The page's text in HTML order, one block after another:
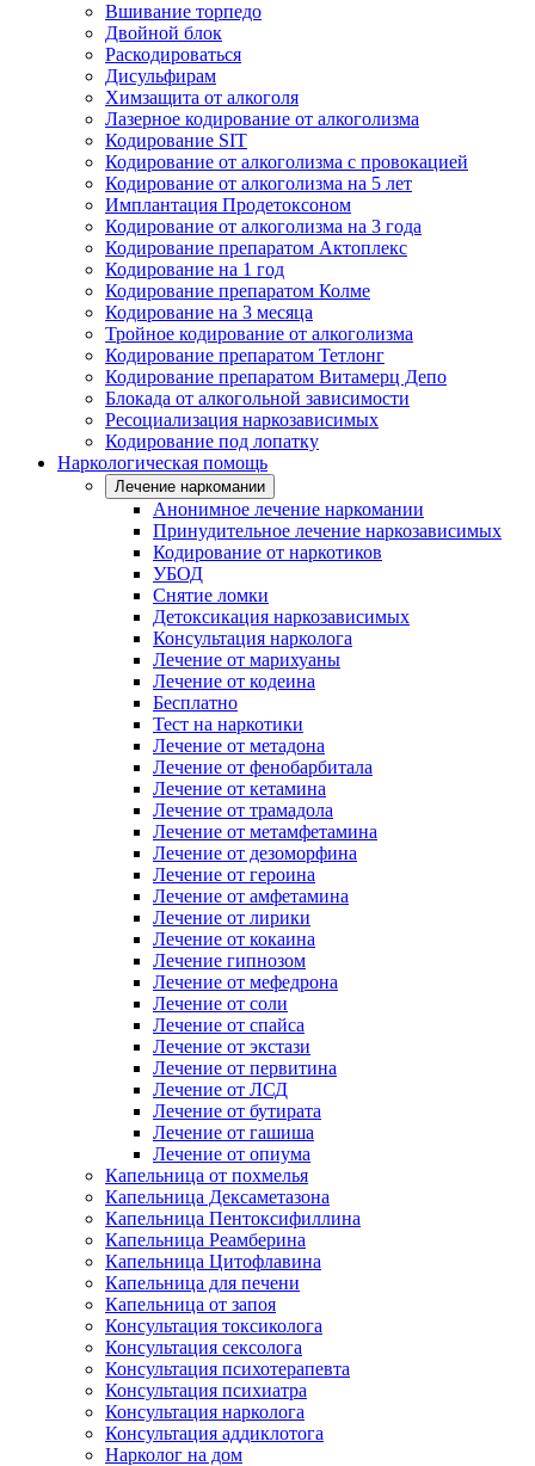
Вшивание торпедо
Двойной блок
Раскодироваться
Дисульфирам
Химзащита от алкоголя
Лазерное кодирование от алкоголизма
Кодирование SIT
Кодирование от алкоголизма с провокацией
Кодирование от алкоголизма на 5 лет
Имплантация Продетоксоном
Кодирование от алкоголизма на 3 года
Кодирование препаратом Актоплекс
Кодирование на 1 год
Кодирование препаратом Колме
Кодирование на 3 месяца
Тройное кодирование от алкоголизма
Кодирование препаратом Тетлонг
Кодирование препаратом Витамерц Депо
Блокада от алкогольной зависимости
Ресоциализация наркозависимых
Кодирование под лопатку
Наркологическая помощь
Лечение наркомании
Анонимное лечение наркомании
Принудительное лечение наркозависимых
Кодирование от наркотиков
УБОД
Снятие ломки
Детоксикация наркозависимых
Консультация нарколога
Лечение от марихуаны
Лечение от кодеина
Бесплатно
Тест на наркотики
Лечение от метадона
Лечение от фенобарбитала
Лечение от кетамина
Лечение от трамадола
Лечение от метамфетамина
Лечение от дезоморфина
Лечение от героина
Лечение от амфетамина
Лечение от лирики
Лечение от кокаина
Лечение гипнозом
Лечение от мефедрона
Лечение от соли
Лечение от спайса
Лечение от экстази
Лечение от первитина
Лечение от ЛСД
Лечение от бутирата
Лечение от гашиша
Лечение от опиума
Капельница от похмелья
Капельница Дексаметазона
Капельница Пентоксифиллина
Капельница Реамберина
Капельница Цитофлавина
Капельница для печени
Капельница от запоя
Консультация токсиколога
Консультация сексолога
Консультация психотерапевта
Консультация психиатра
Консультация нарколога
Консультация аддиклотога
Нарколог на дом